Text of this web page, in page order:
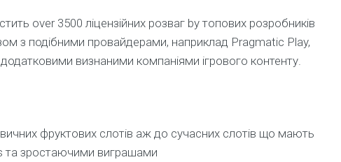
over 3500 ліцензійних розваг by топових розробників
з подібними провайдерами, наприклад Pragmatic Play,
визнаними компаніями ігрового контенту.
фруктових слотів аж до сучасних слотів що мають
та зростаючими виграшами